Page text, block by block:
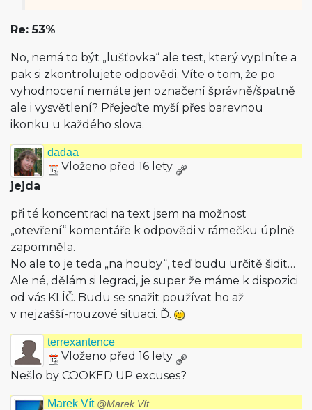
Re: 53%
No, nemá to být „lušťovka“ ale test, který vyplníte a
pak si zkontrolujete odpovědi. Víte o tom, že po
vyhodnocení nemáte jen označení šprávně/špatně
ale i vysvětlení? Přejeďte myší přes barevnou
ikonku u každého slova.
dadaa
Vloženo před 16 lety
jejda
při té koncentraci na text jsem na možnost
„otevření“ komentáře k odpovědi v rámečku úplně
zapomněla.
No ale to je teda „na houby“, teď budu určitě šidit…
Ale né, dělám si legraci, je super že máme k dispozici
od vás KLÍČ. Budu se snažit používat ho až
v nejzašší-nouzové situaci. Ď.
terrexantence
Vloženo před 16 lety
Nešlo by COOKED UP excuses?
Marek Vít @Marek Vít